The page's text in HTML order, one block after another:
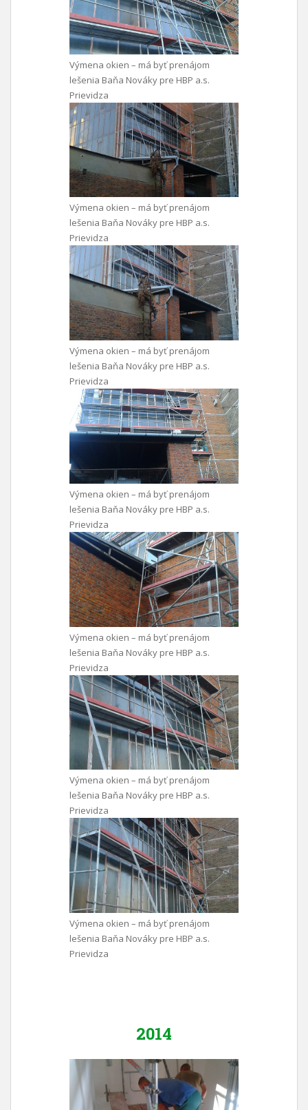
Výmena okien – má byť prenájom
lešenia Baňa Nováky pre HBP a.s.
Prievidza
Výmena okien – má byť prenájom
lešenia Baňa Nováky pre HBP a.s.
Prievidza
Výmena okien – má byť prenájom
lešenia Baňa Nováky pre HBP a.s.
Prievidza
Výmena okien – má byť prenájom
lešenia Baňa Nováky pre HBP a.s.
Prievidza
Výmena okien – má byť prenájom
lešenia Baňa Nováky pre HBP a.s.
Prievidza
Výmena okien – má byť prenájom
lešenia Baňa Nováky pre HBP a.s.
Prievidza
Výmena okien – má byť prenájom
lešenia Baňa Nováky pre HBP a.s.
Prievidza
2014